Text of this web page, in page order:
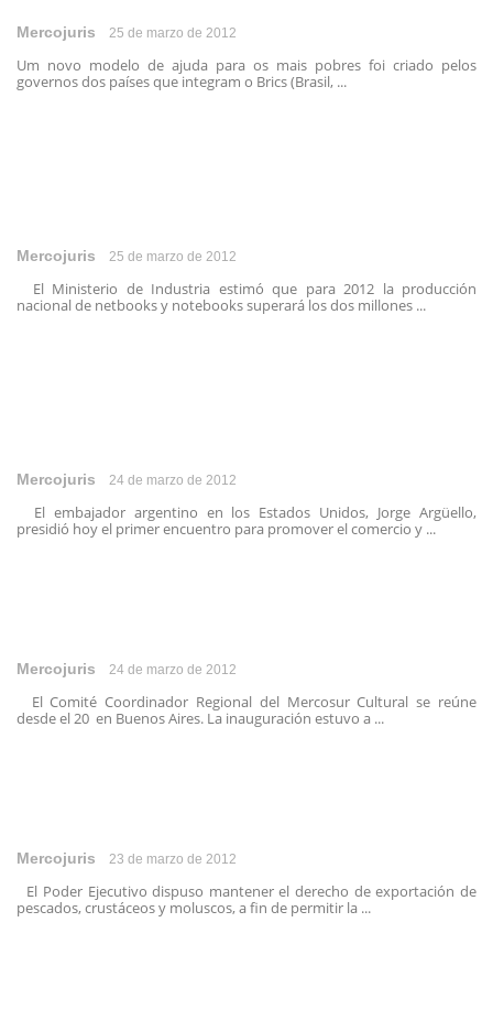
Mercojuris 25 de marzo de 2012
Um novo modelo de ajuda para os mais pobres foi criado pelos
governos dos países que integram o Brics (Brasil, ...
Mercojuris 25 de marzo de 2012
El Ministerio de Industria estimó que para 2012 la producción
nacional de netbooks y notebooks superará los dos millones ...
Mercojuris 24 de marzo de 2012
El embajador argentino en los Estados Unidos, Jorge Argüello,
presidió hoy el primer encuentro para promover el comercio y ...
Mercojuris 24 de marzo de 2012
El Comité Coordinador Regional del Mercosur Cultural se reúne
desde el 20 en Buenos Aires. La inauguración estuvo a ...
Mercojuris 23 de marzo de 2012
El Poder Ejecutivo dispuso mantener el derecho de exportación de
pescados, crustáceos y moluscos, a fin de permitir la ...